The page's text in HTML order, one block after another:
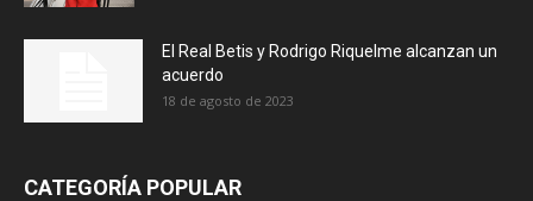
El Real Betis y Rodrigo Riquelme alcanzan un
acuerdo
18 de agosto de 2023
CATEGORÍA POPULAR